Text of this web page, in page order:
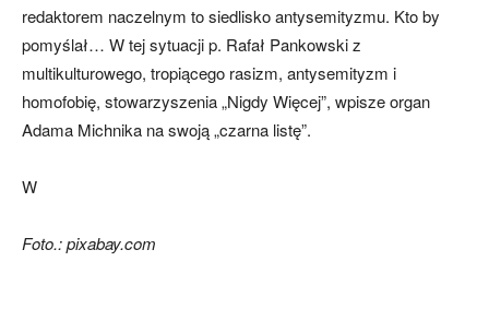
redaktorem naczelnym to siedlisko antysemityzmu. Kto by
pomyślał… W tej sytuacji p. Rafał Pankowski z
multikulturowego, tropiącego rasizm, antysemityzm i
homofobię, stowarzyszenia „Nigdy Więcej”, wpisze organ
Adama Michnika na swoją „czarna listę”.
W
Foto.: pixabay.com